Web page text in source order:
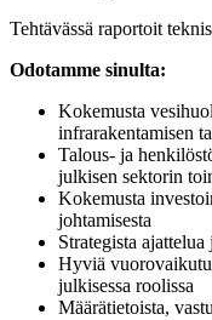
Tehtävässä raportoit
Odotamme sinulta:
Kokemusta
infrarakentamisen
Talous- ja
julkisen sektorin
Kokemusta
johtamisesta
Strategista
Hyviä
julkisessa roolissa
Määrätietoista,